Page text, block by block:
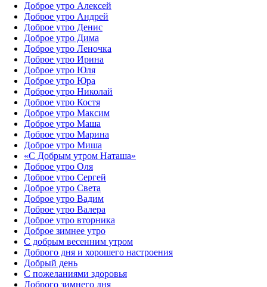
Доброе утро Алексей
Доброе утро Андрей
Доброе утро Денис
Доброе утро Дима
Доброе утро Леночка
Доброе утро Ирина
Доброе утро Юля
Доброе утро Юра
Доброе утро Николай
Доброе утро Костя
Доброе утро Максим
Доброе утро Маша
Доброе утро Марина
Доброе утро Миша
«С Добрым утром Наташа»
Доброе утро Оля
Доброе утро Сергей
Доброе утро Света
Доброе утро Вадим
Доброе утро Валера
Доброе утро вторника
Доброе зимнее утро
С добрым весенним утром
Доброго дня и хорошего настроения
Добрый день
С пожеланиями здоровья
Доброго зимнего дня